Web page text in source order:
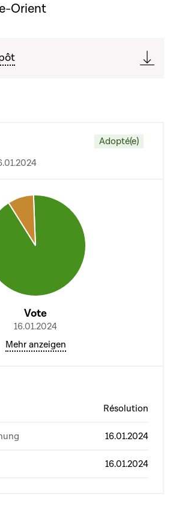
Orient
Adopté(e)
Vote
16.01.2024
Mehr anzeigen
Résolution
16.01.2024
16.01.2024